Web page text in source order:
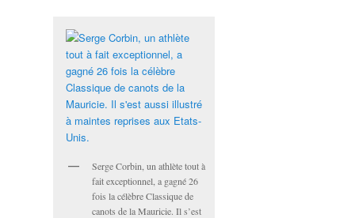
Serge Corbin, un athlète tout à
fait exceptionnel, a gagné 26
fois la célèbre Classique de
canots de la Mauricie. Il s’est